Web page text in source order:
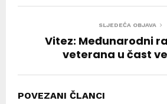
SLJEDEĆA OBJAVA
Vitez: Međunarodni
veterana u čast
POVEZANI ČLANCI